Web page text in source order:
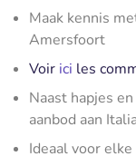
Maak kennis
Amersfoort
Voir ici les
Naast hapjes
aanbod aan
Ideaal voor